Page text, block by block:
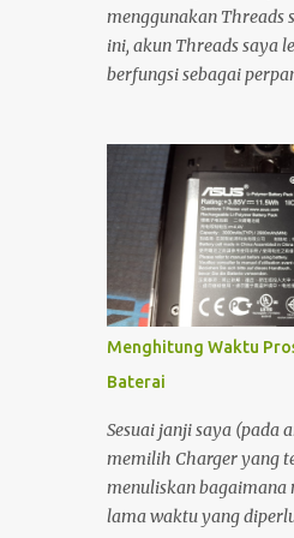
dibawa kemana-mana.
bahwa cadangan daya
ketika listrik padam
Oleh Karena itulah
membutuhkan
penunjang
saya. Dengan adanya
bisa semakin prod...
menggunakan Threads
ini, akun Threads saya
berfungsi sebagai
Threads. Interaksi
platform tersebut pun
Namun, sekitar
saya mulai kembali
menggunakan Threads.
berbagai postingan,
sesuatu yang menarik.
akun yang
akun Threads miliknya
dengan Fediverse .
asing bagi saya,
rasa penasaran.
Menghitung Waktu
Baterai
Sesuai janji saya (pada
memilih Charger yang
menuliskan bagaimana
lama waktu yang